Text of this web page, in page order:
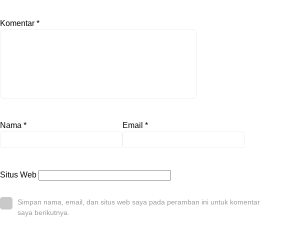
Komentar *
Nama * Email *
Situs Web
Simpan nama, email, dan situs web saya pada peramban ini untuk komentar
saya berikutnya.